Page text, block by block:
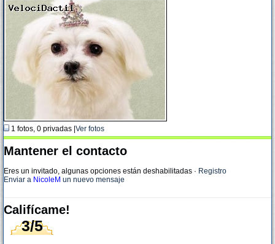
1 fotos, 0 privadas | Ver fotos
Mantener el contacto
Eres un invitado, algunas opciones están deshabilitadas · Registro
Enviar a NicoleM un nuevo mensaje
Califícame!
3/5